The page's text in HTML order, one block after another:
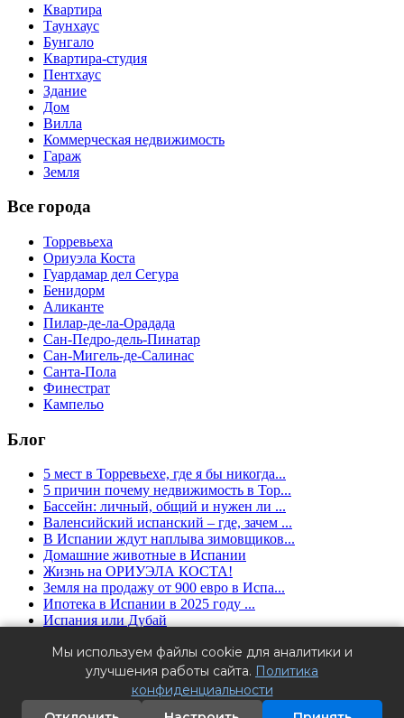
Квартира
Таунхаус
Бунгало
Квартира-студия
Пентхаус
Здание
Дом
Вилла
Коммерческая недвижимость
Гараж
Земля
Все города
Торревьеха
Ориуэла Коста
Гуардамар дел Сегура
Бенидорм
Аликанте
Пилар-де-ла-Орадада
Сан-Педро-дель-Пинатар
Сан-Мигель-де-Салинас
Санта-Пола
Финестрат
Кампельо
Блог
5 мест в Торревьехе, где я бы никогда...
5 причин почему недвижимость в Тор...
Бассейн: личный, общий и нужен ли ...
Валенсийский испанский – где, зачем ...
В Испании ждут наплыва зимовщиков...
Домашние животные в Испании
Жизнь на ОРИУЭЛА КОСТА!
Земля на продажу от 900 евро в Испа...
Ипотека в Испании в 2025 году ...
Испания или Дубай
Granfield Estate ™ (2016 - 2025) - агентство недвижимости в
Испании. Аликанте, Торревьеха, Ориуэла Коста.
Лицензия № RAICV1663 - Register of Real Estate Intermediary
Мы используем файлы cookie для аналитики и
улучшения работы сайта. Политика
конфиденциальности